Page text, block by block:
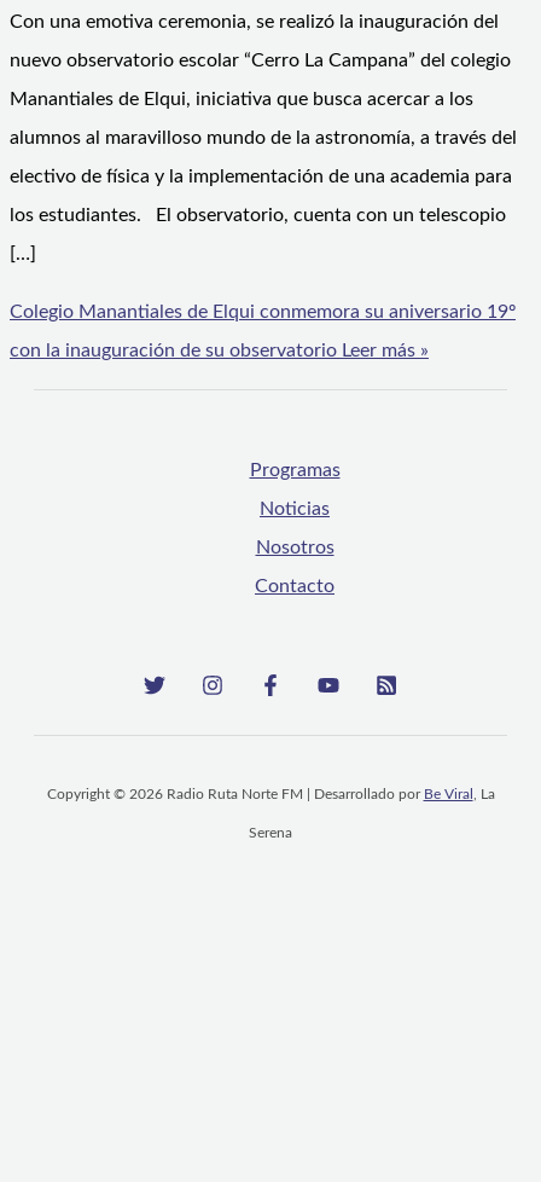
Con una emotiva ceremonia, se realizó la inauguración del
nuevo observatorio escolar “Cerro La Campana” del colegio
Manantiales de Elqui, iniciativa que busca acercar a los
alumnos al maravilloso mundo de la astronomía, a través del
electivo de física y la implementación de una academia para
los estudiantes. El observatorio, cuenta con un telescopio
[…]
Colegio Manantiales de Elqui conmemora su aniversario 19º
con la inauguración de su observatorio Leer más »
Programas
Noticias
Nosotros
Contacto
Copyright © 2026 Radio Ruta Norte FM | Desarrollado por Be Viral , La
Serena